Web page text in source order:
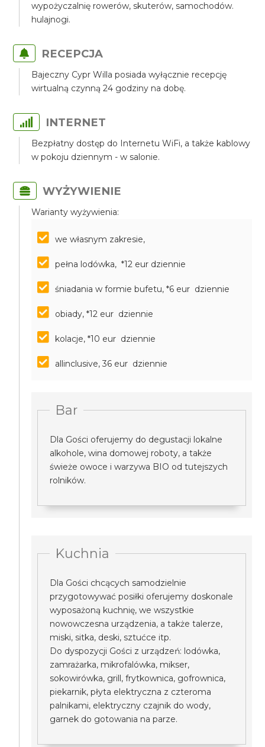
wypożyczalnię rowerów, skuterów, samochodów.
hulajnogi.
RECEPCJA
Bajeczny Cypr Willa posiada wyłącznie recepcję
wirtualną czynną 24 godziny na dobę.
INTERNET
Bezpłatny dostęp do Internetu WiFi, a także kablowy
w pokoju dziennym - w salonie.
WYŻYWIENIE
Warianty wyżywienia:
we własnym zakresie,
pełna lodówka, *12 eur dziennie
śniadania w formie bufetu, *6 eur dziennie
obiady, *12 eur dziennie
kolacje, *10 eur dziennie
allinclusive, 36 eur dziennie
Bar
Dla Gości oferujemy do degustacji lokalne
alkohole, wina domowej roboty, a także
świeże owoce i warzywa BIO od tutejszych
rolników.
Kuchnia
Dla Gości chcących samodzielnie
przygotowywać posiłki oferujemy doskonale
wyposażoną kuchnię, we wszystkie
nowowczesna urządzenia, a także talerze,
miski, sitka, deski, sztućce itp.
Do dyspozycji Gości z urządzeń: lodówka,
zamrażarka, mikrofalówka, mikser,
sokowirówka, grill, frytkownica, gofrownica,
piekarnik, płyta elektryczna z czteroma
palnikami, elektryczny czajnik do wody,
garnek do gotowania na parze.